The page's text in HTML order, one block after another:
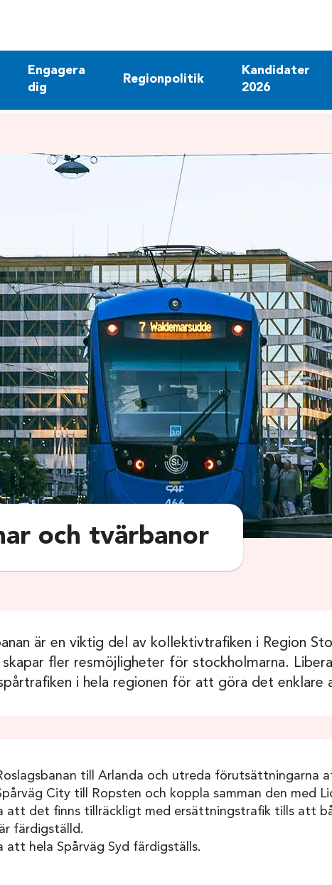
Engagera
dig
Regionpolitik
Kandidater
2026
och tvärbanor
är en viktig del av kollektivtrafiken i Region
fler resmöjligheter för stockholmarna.
i hela regionen för att göra det enklare
till Arlanda och utreda förutsättningarna
City till Ropsten och koppla samman den med
att det finns tillräckligt med ersättningstrafik tills att
färdigställd.
att hela Spårväg Syd färdigställs.